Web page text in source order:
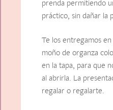
prenda permitiendo
práctico, sin dañar la
Te los entregamos
moño de organza
en la tapa, para que
al abrirla. La
regalar o regalarte.